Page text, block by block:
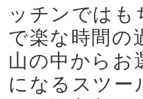
ッチンでは
で楽な時間の
山の中から
になるスツー